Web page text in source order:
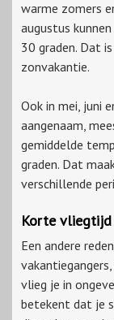
warme zomers
augustus
30 graden. Dat
zonvakantie.
Ook in mei, juni
aangenaam,
gemiddelde
graden. Dat
verschillende
Korte vliegtijd
Een andere
vlieg je in
betekent dat je